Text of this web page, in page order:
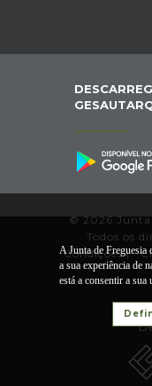
© 2026 Junta
Todos os
Condições|*
A Junta de Freguesia
a sua experiência de
está a consentir a sua